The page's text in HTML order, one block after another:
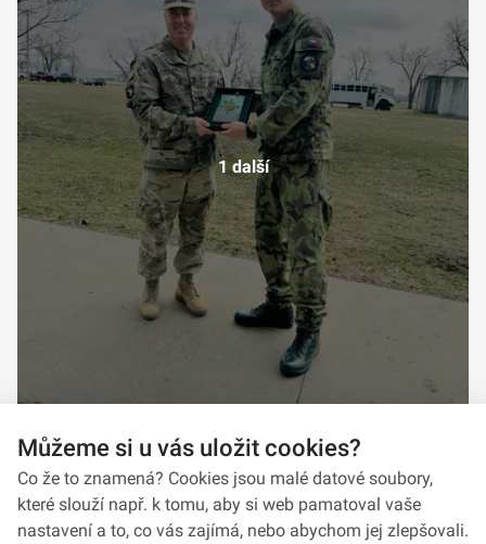
1 další
Můžeme si u vás uložit cookies?
Co že to znamená? Cookies jsou malé datové soubory,
které slouží např. k tomu, aby si web pamatoval vaše
nastavení a to, co vás zajímá, nebo abychom jej zlepšovali.